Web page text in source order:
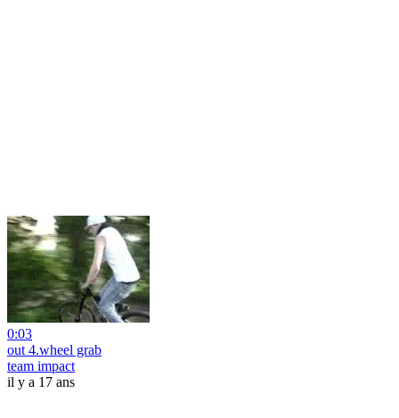
0:03
out 4.wheel grab
team impact
il y a 17 ans